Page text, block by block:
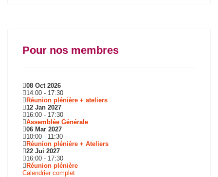
Pour nos membres
08 Oct 2026
14:00 - 17:30
Réunion plénière + ateliers
12 Jan 2027
16:00 - 17:30
Assemblée Générale
06 Mar 2027
10:00 - 11:30
Réunion plénière + Ateliers
22 Jui 2027
16:00 - 17:30
Réunion plénière
Calendrier complet